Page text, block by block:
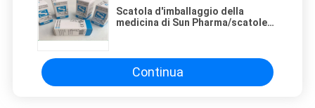
Scatola d'imballaggio della
medicina di Sun Pharma/scatole
Continua